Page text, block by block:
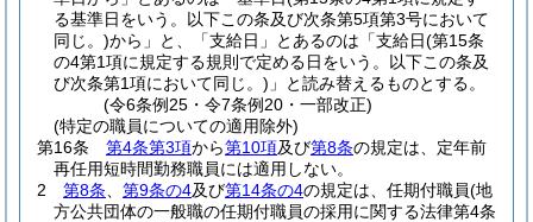
る基準日をいう。以下この条及び次条第5項第3号において
同じ。)から」と、「支給日」とあるのは「支給日(第15条
の4第1項に規定する規則で定める日をいう。以下この条及
び次条第1項において同じ。) 」と読み替えるものとする。
(令6条例25・令7条例20・一部改正)
(特定の職員についての適用除外)
第16条
第4条第3項から第10項及び第8条の規定は、定年前
再任用短時間勤務職員には適用しない。
2
第8条 第9条の4及び第14条の4の規定は、任期付職員(地
方公共団体の一般職の任期付職員の採用に関する法律第4条